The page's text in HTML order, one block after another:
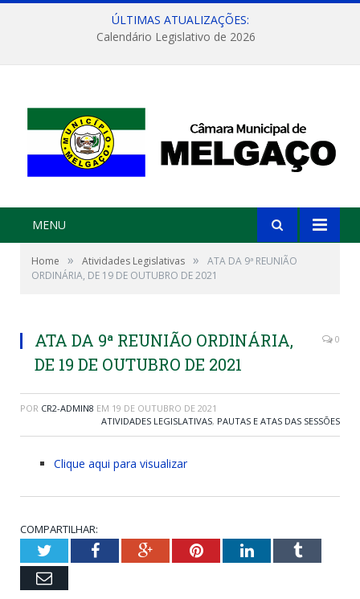
ÚLTIMAS ATUALIZAÇÕES:
Calendário Legislativo de 2026
MENU
Home » Atividades Legislativas »
ATA DA 9ª REUNIÃO
ORDINÁRIA, DE 19 DE OUTUBRO DE 2021
ATA DA 9ª REUNIÃO ORDINÁRIA,
DE 19 DE OUTUBRO DE 2021
0
POR CR2-ADMIN8 EM 19 DE OUTUBRO DE 2021
ATIVIDADES LEGISLATIVAS, PAUTAS E ATAS DAS SESSÕES
Clique aqui para visualizar
COMPARTILHAR:
TwitterFacebookGoogle+PinterestLinkedInTumblr
Email